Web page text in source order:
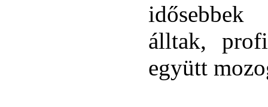
álltak,
együtt